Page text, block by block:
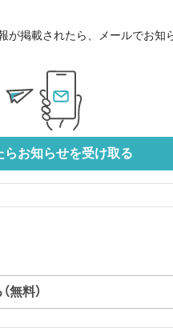
掲載されたら、メールでお知
お知らせを受け取る
無料）